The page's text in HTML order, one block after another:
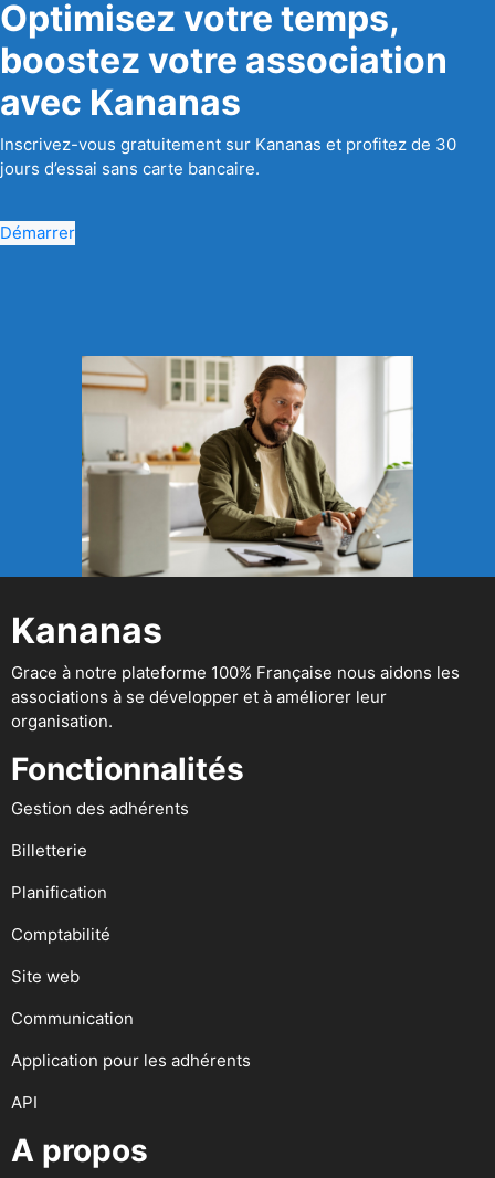
Optimisez votre temps,
boostez votre association
avec Kananas
Inscrivez-vous gratuitement sur Kananas et profitez de 30
jours d’essai sans carte bancaire.
Démarrer
Kananas
Grace à notre plateforme 100% Française nous aidons les
associations à se développer et à améliorer leur
organisation.
Fonctionnalités
Gestion des adhérents
Billetterie
Planification
Comptabilité
Site web
Communication
Application pour les adhérents
API
A propos